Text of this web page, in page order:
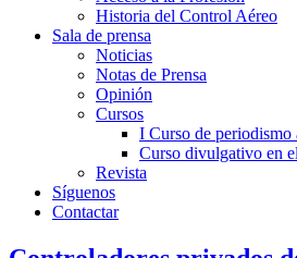
Historia del Control Aéreo
Sala de prensa
Noticias
Notas de Prensa
Opinión
Cursos
I Curso de periodismo
Curso divulgativo en
Revista
Síguenos
Contactar